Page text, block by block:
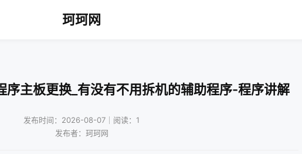
珂珂网
序主板更换_有没有不用拆机的辅助程序-程序讲解
发布时间：2026-08-07｜阅读：1
发布者：珂珂网